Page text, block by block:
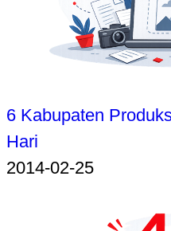
6 Kabupaten
Hari
2014-02-25